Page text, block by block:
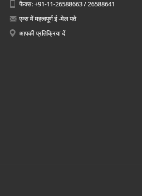
फैक्स: +91-11-26588663 / 26588641
एम्स में महत्वपूर्ण ई -मेल पते
आपकी प्रतिक्रिया दें